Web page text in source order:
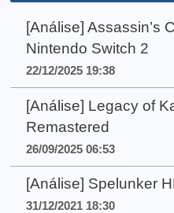
[Análise] Assassin’s
Nintendo Switch 2
22/12/2025 19:38
[Análise] Legacy of
Remastered
26/09/2025 06:53
[Análise] Spelunker
31/12/2021 18:30